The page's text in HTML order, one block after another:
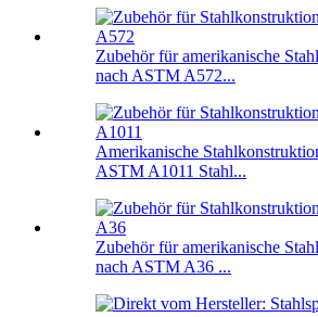
Zubehör für amerikanische
nach ASTM A572...
Amerikanische
ASTM A1011 Stahl...
Zubehör für amerikanische
nach ASTM A36 ...